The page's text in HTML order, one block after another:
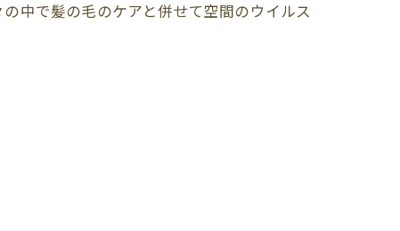
中で髪の毛のケアと併せて空間のウイルス